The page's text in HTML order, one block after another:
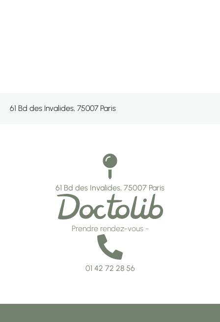
61 Bd des Invalides, 75007 Paris
61 Bd des Invalides, 75007 Paris
Prendre rendez-vous -
01 42 72 28 56